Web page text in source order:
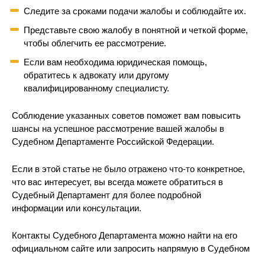
Следите за сроками подачи жалобы и соблюдайте их.
Представьте свою жалобу в понятной и четкой форме,
чтобы облегчить ее рассмотрение.
Если вам необходима юридическая помощь,
обратитесь к адвокату или другому
квалифицированному специалисту.
Соблюдение указанных советов поможет вам повысить
шансы на успешное рассмотрение вашей жалобы в
Судебном Департаменте Российской Федерации.
Если в этой статье не было отражено что-то конкретное,
что вас интересует, вы всегда можете обратиться в
Судебный Департамент для более подробной
информации или консультации.
Контакты Судебного Департамента можно найти на его
официальном сайте или запросить напрямую в Судебном